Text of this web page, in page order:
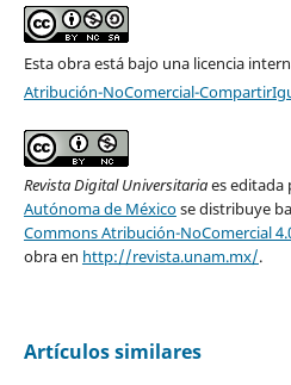
Esta obra está bajo una licencia
Atribución-NoComercial-
Revista Digital Universitariaes editada
Autónoma de Méxicose distribuye
Commons Atribución-NoComercial
obra en http://revista.unam.mx/.
Artículos similares